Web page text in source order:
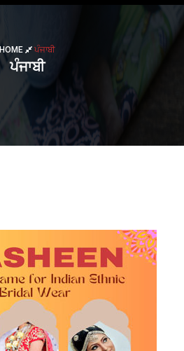
HOME ਪੰਜਾਬੀ
ਪੰਜਾਬੀ